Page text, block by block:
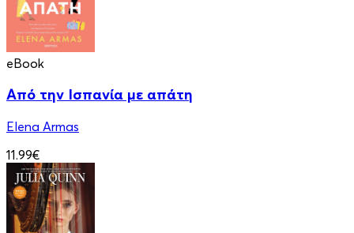
eBook
Από την Ισπανία με απάτη
Elena Armas
11.99€